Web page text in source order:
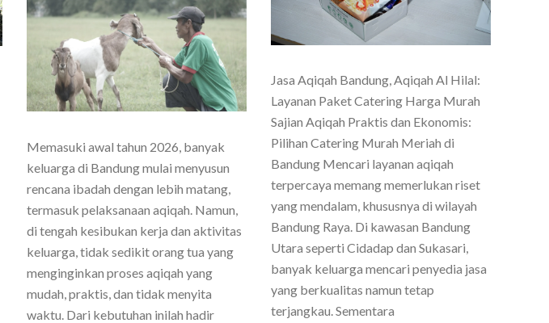
Jasa Aqiqah Bandung, Aqiqah Al Hilal:
Layanan Paket Catering Harga Murah
Sajian Aqiqah Praktis dan Ekonomis:
Pilihan Catering Murah Meriah di
Bandung Mencari layanan aqiqah
terpercaya memang memerlukan riset
yang mendalam, khususnya di wilayah
Bandung Raya. Di kawasan Bandung
Utara seperti Cidadap dan Sukasari,
banyak keluarga mencari penyedia jasa
yang berkualitas namun tetap
terjangkau. Sementara
Memasuki awal tahun 2026, banyak
keluarga di Bandung mulai menyusun
rencana ibadah dengan lebih matang,
termasuk pelaksanaan aqiqah. Namun,
di tengah kesibukan kerja dan aktivitas
keluarga, tidak sedikit orang tua yang
menginginkan proses aqiqah yang
mudah, praktis, dan tidak menyita
waktu. Dari kebutuhan inilah hadir